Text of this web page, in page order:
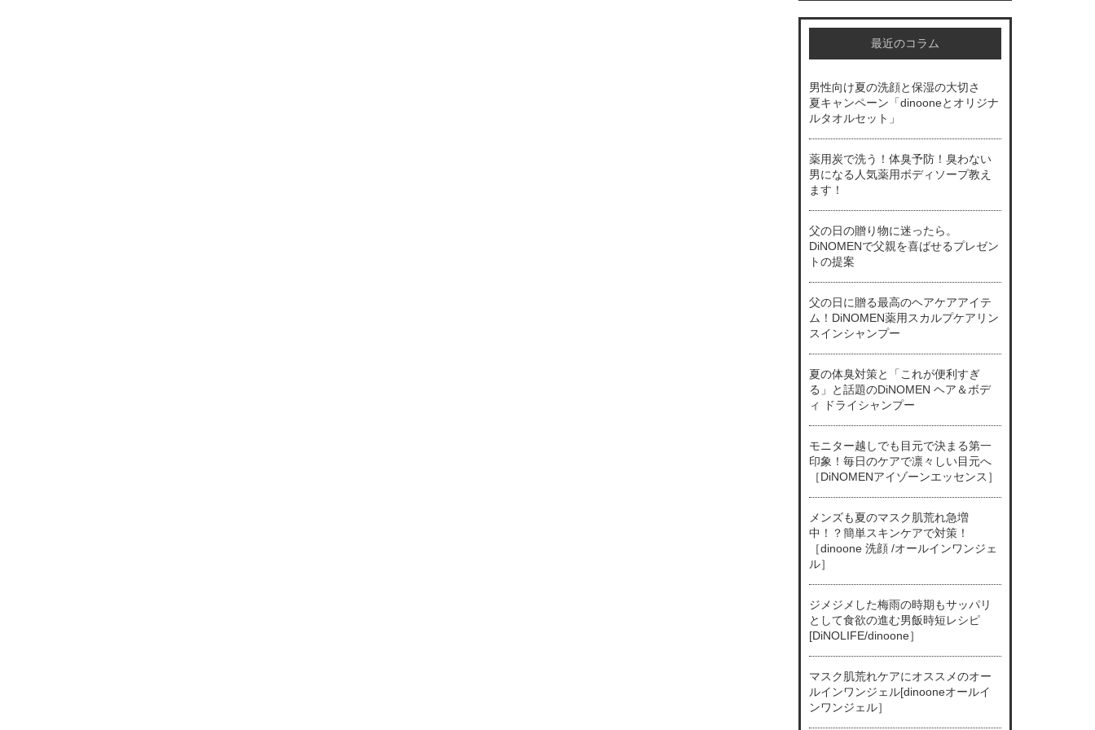
最近のコラム
男性向け夏の洗顔と保湿の大切さ
夏キャンペーン「dinooneとオリジナ
ルタオルセット」
薬用炭で洗う！体臭予防！臭わない
男になる人気薬用ボディソープ教え
ます！
父の日の贈り物に迷ったら。
DiNOMENで父親を喜ばせるプレゼン
トの提案
父の日に贈る最高のヘアケアアイテ
ム！DiNOMEN薬用スカルプケアリン
スインシャンプー
夏の体臭対策と「これが便利すぎ
る」と話題のDiNOMEN ヘア＆ボデ
ィ ドライシャンプー
モニター越しでも目元で決まる第一
印象！毎日のケアで凛々しい目元へ
［DiNOMENアイゾーンエッセンス］
メンズも夏のマスク肌荒れ急増
中！？簡単スキンケアで対策！
［dinoone 洗顔 /オールインワンジェ
ル］
ジメジメした梅雨の時期もサッパリ
として食欲の進む男飯時短レシピ
[DiNOLIFE/dinoone］
マスク肌荒れケアにオススメのオー
ルインワンジェル[dinooneオールイ
ンワンジェル］